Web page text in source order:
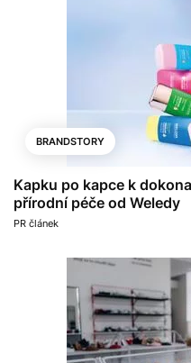
BRANDSTORY
Kapku po kapce k
přírodní péče od Weledy
PR článek